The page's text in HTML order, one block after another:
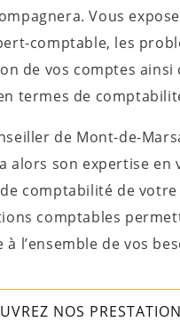
Vous
comptable, les
de vos comptes ainsi
termes de
de Mont-de-
alors son expertise en
comptabilité de votre
comptables
l’ensemble de vos
NOS